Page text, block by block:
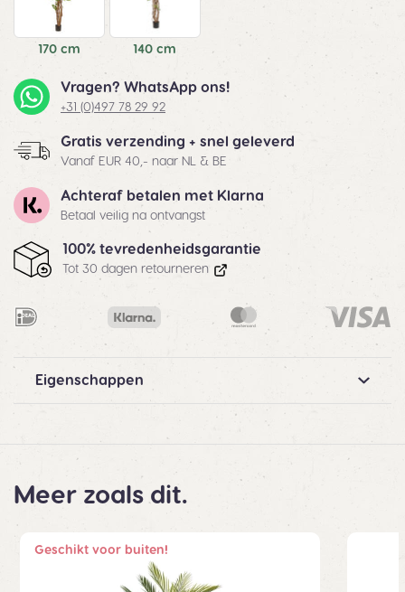
170 cm 140 cm
Vragen? WhatsApp ons!
+31 (0)497 78 29 92
Gratis verzending + snel geleverd
Vanaf EUR 40,- naar NL & BE
Achteraf betalen met Klarna
Betaal veilig na ontvangst
100% tevredenheidsgarantie
Tot 30 dagen retourneren
Eigenschappen
Meer zoals dit.
Geschikt voor buiten!